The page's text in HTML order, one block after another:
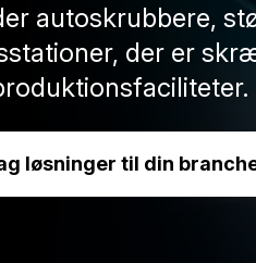
autoskrubbere,
der er
løsninger til din